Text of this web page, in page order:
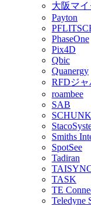
大阪マ
Payton
PhaseOne
Pix4D
Qbic
Quanergy
RFDジャ
roambee
SAB
SCHUNK
Smiths
SpotSee
Tadiran
TASK
TE
Teledyne